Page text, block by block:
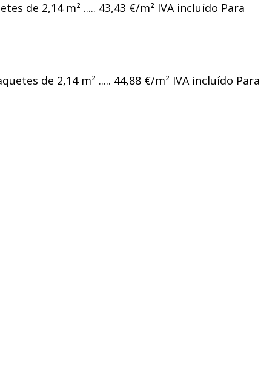
de 2,14 m² ..... 43,43 €/m² IVA incluído Para
de 2,14 m² ..... 44,88 €/m² IVA incluído Para